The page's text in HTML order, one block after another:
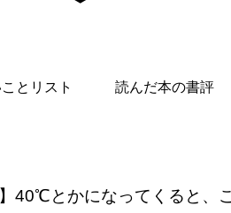
とリスト 読んだ本の書評
】40℃とかになってくると、